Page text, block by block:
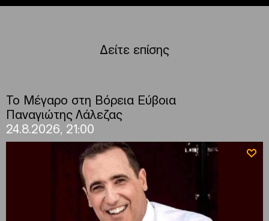
Δείτε επίσης
Το Μέγαρο στη Βόρεια Εύβοια
Παναγιώτης Λάλεζας
24.8.2026, 21:00